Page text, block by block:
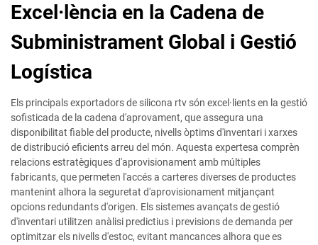
Excel·lència en la Cadena de
Subministrament Global i Gestió
Logística
Els principals exportadors de silicona rtv són excel·lients en la gestió
sofisticada de la cadena d'aprovament, que assegura una
disponibilitat fiable del producte, nivells òptims d'inventari i xarxes
de distribució eficients arreu del món. Aquesta expertesa comprèn
relacions estratègiques d'aprovisionament amb múltiples
fabricants, que permeten l'accés a carteres diverses de productes
mantenint alhora la seguretat d'aprovisionament mitjançant
opcions redundants d'origen. Els sistemes avançats de gestió
d'inventari utilitzen anàlisi predictius i previsions de demanda per
optimitzar els nivells d'estoc, evitant mancances alhora que es